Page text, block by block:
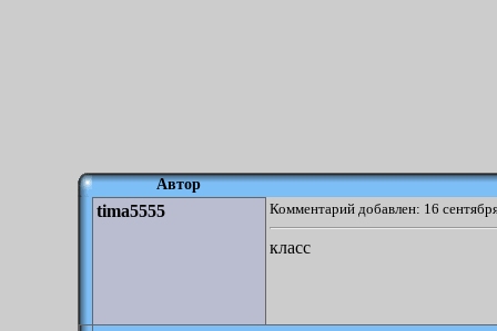
Автор
tima5555 Комментарий добавлен: 16
класс